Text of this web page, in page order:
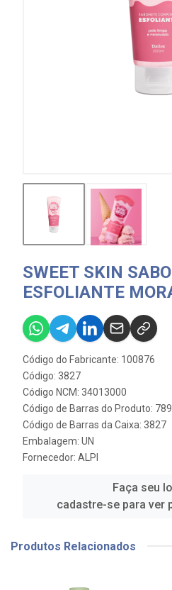
SWEET SKIN
ESFOLIANTE
Código do Fabricante: 100876
Código: 3827
Código NCM: 34013000
Código de Barras do Produto:
Código de Barras da Caixa: 3827
Embalagem: UN
Fornecedor: ALPI
Faça seu
cadastre-se para ver
Produtos Relacionados